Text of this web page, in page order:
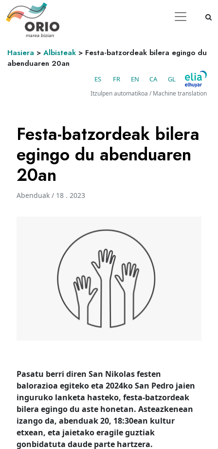
Hasiera > Albisteak > Festa-batzordeak bilera egingo du
abenduaren 20an
ES FR EN CA GL
Itzulpen automatikoa / Machine translation
Festa-batzordeak bilera
egingo du abenduaren
20an
Abenduak / 18 . 2023
Pasatu berri diren San Nikolas festen
balorazioa egiteko eta 2024ko San Pedro jaien
inguruko lanketa hasteko, festa-batzordeak
bilera egingo du aste honetan. Asteazkenean
izango da, abenduak 20, 18:30ean kultur
etxean, eta jaietako eragile guztiak
gonbidatuta daude parte hartzera.